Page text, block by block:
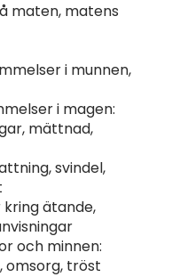
maten, matens
i munnen,
i magen:
mättnad,
svindel,
ätande,
och minnen:
omsorg, tröst